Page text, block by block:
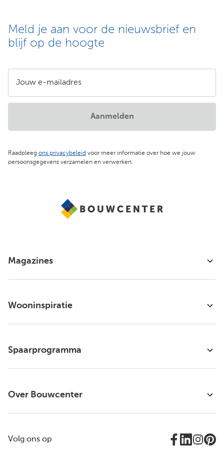
Meld je aan voor de nieuwsbrief en
blijf op de hoogte
Jouw e-mailadres
Raadpleeg ons privacybeleid voor meer informatie over hoe we jouw
persoonsgegevens verzamelen en verwerken.
Aanmelden
Magazines
Wooninspiratie
Spaarprogramma
Over Bouwcenter
Volg ons op